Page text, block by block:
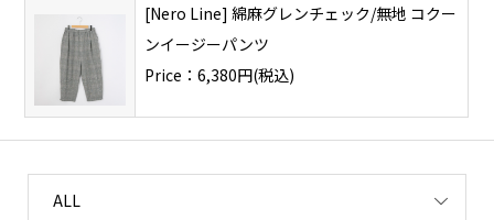
[Nero Line] 綿麻グレンチェック/無地 コクー
ンイージーパンツ
Price：6,380円(税込)
ALL